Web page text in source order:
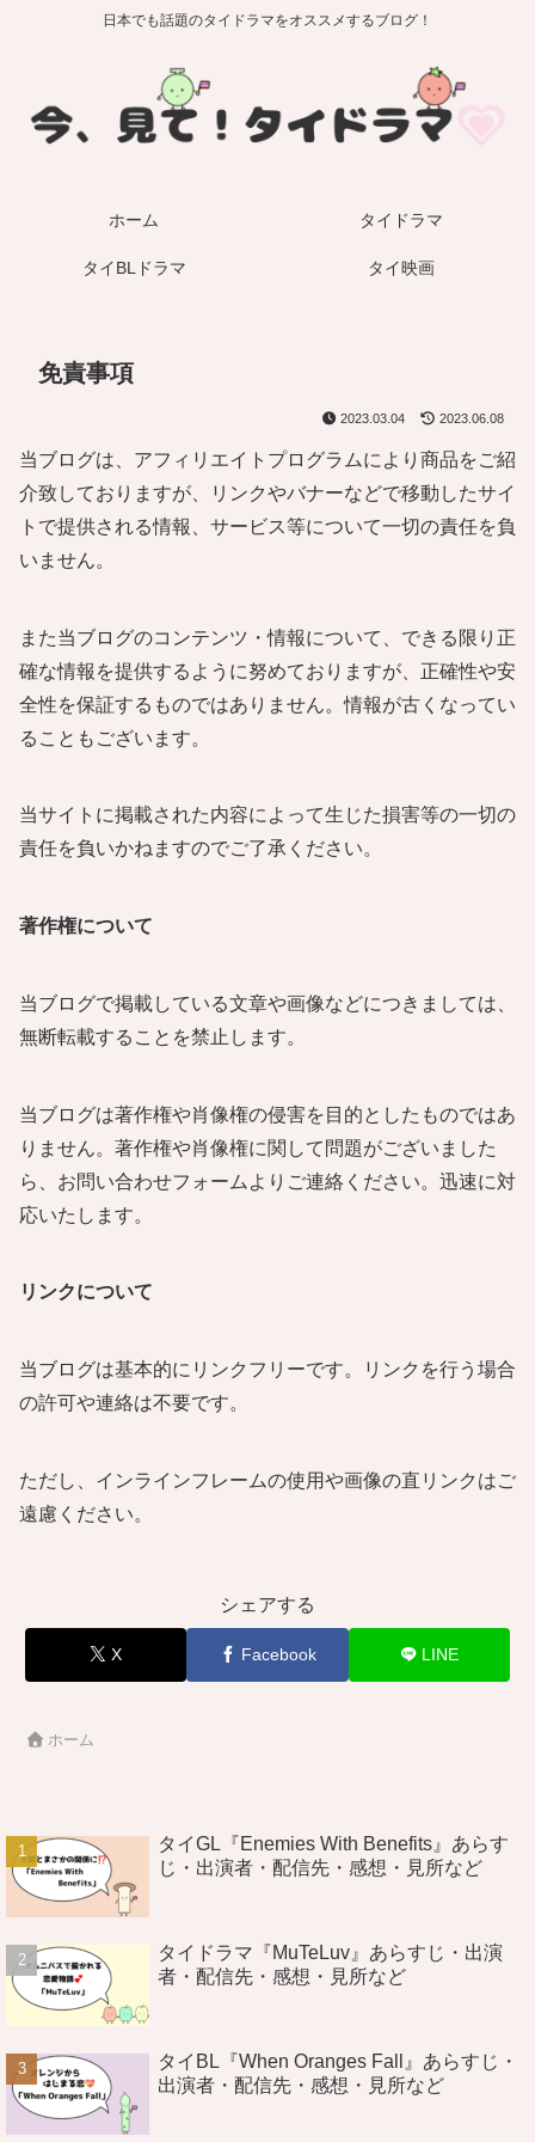
日本でも話題のタイドラマをオススメするブログ！
ホーム タイドラマ
タイBLドラマ タイ映画
免責事項
2023.03.04 2023.06.08
当ブログは、アフィリエイトプログラムにより商品をご紹
介致しておりますが、リンクやバナーなどで移動したサイ
トで提供される情報、サービス等について一切の責任を負
いません。
また当ブログのコンテンツ・情報について、できる限り正
確な情報を提供するように努めておりますが、正確性や安
全性を保証するものではありません。情報が古くなってい
ることもございます。
当サイトに掲載された内容によって生じた損害等の一切の
責任を負いかねますのでご了承ください。
著作権について
当ブログで掲載している文章や画像などにつきましては、
無断転載することを禁止します。
当ブログは著作権や肖像権の侵害を目的としたものではあ
りません。著作権や肖像権に関して問題がございました
ら、お問い合わせフォームよりご連絡ください。迅速に対
応いたします。
リンクについて
当ブログは基本的にリンクフリーです。リンクを行う場合
の許可や連絡は不要です。
ただし、インラインフレームの使用や画像の直リンクはご
遠慮ください。
シェアする
X Facebook LINE
ホーム
タイGL『Enemies With Benefits』あらす
じ・出演者・配信先・感想・見所など
タイドラマ『MuTeLuv』あらすじ・出演
者・配信先・感想・見所など
タイBL『When Oranges Fall』あらすじ・
出演者・配信先・感想・見所など